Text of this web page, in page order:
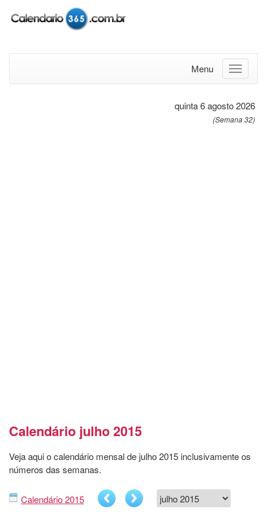
Menu
quinta 6 agosto 2026
(Semana 32)
Calendário julho 2015
Veja aqui o calendário mensal de julho 2015 inclusivamente os
números das semanas.
Calendário 2015